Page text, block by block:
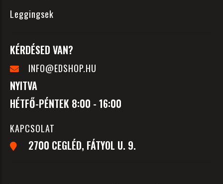
Leggingsek
KÉRDÉSED VAN?
INFO@EDSHOP.HU
NYITVA
HÉTFŐ-PÉNTEK 8:00 - 16:00
KAPCSOLAT
2700 CEGLÉD, FÁTYOL U. 9.